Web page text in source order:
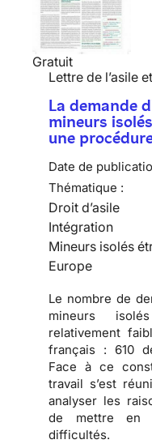
Gratuit
Lettre de l’asile
La demande
mineurs
une
Date de
Thématique :
Droit d’asile
Intégration
Mineurs isolés
Europe
Le nombre de
mineurs
relativement
français : 610
Face à ce
travail s’est
analyser les
de mettre en
difficultés.